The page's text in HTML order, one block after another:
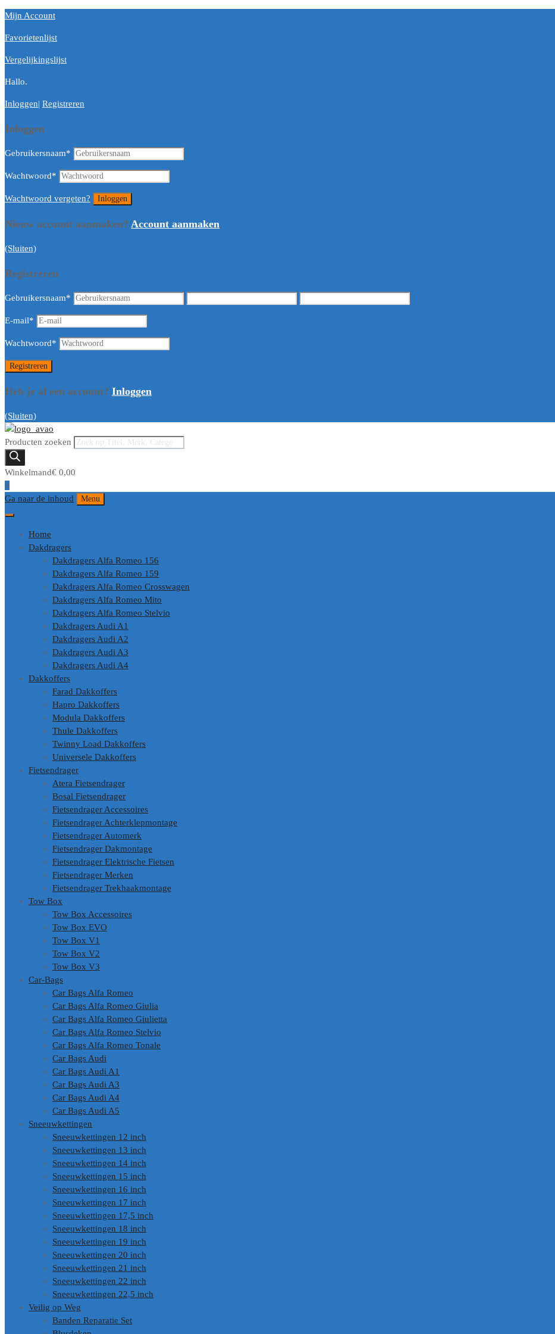
Mijn Account
Favorietenlijst
Vergelijkingslijst
Hallo.
Inloggen| Registreren
Inloggen
Gebruikersnaam*
Wachtwoord*
Wachtwoord vergeten?
Nieuw account aanmaken? Account aanmaken
(Sluiten)
Registreren
Gebruikersnaam*
E-mail*
Wachtwoord*
Heb je al een account? Inloggen
(Sluiten)
Producten zoeken
Winkelmand€ 0,00
0
Ga naar de inhoud
Menu
Home
Dakdragers
Dakdragers Alfa Romeo 156
Dakdragers Alfa Romeo 159
Dakdragers Alfa Romeo Crosswagen
Dakdragers Alfa Romeo Mito
Dakdragers Alfa Romeo Stelvio
Dakdragers Audi A1
Dakdragers Audi A2
Dakdragers Audi A3
Dakdragers Audi A4
Dakkoffers
Farad Dakkoffers
Hapro Dakkoffers
Modula Dakkoffers
Thule Dakkoffers
Twinny Load Dakkoffers
Universele Dakkoffers
Fietsendrager
Atera Fietsendrager
Bosal Fietsendrager
Fietsendrager Accessoires
Fietsendrager Achterklepmontage
Fietsendrager Automerk
Fietsendrager Dakmontage
Fietsendrager Elektrische Fietsen
Fietsendrager Merken
Fietsendrager Trekhaakmontage
Tow Box
Tow Box Accessoires
Tow Box EVO
Tow Box V1
Tow Box V2
Tow Box V3
Car-Bags
Car Bags Alfa Romeo
Car Bags Alfa Romeo Giulia
Car Bags Alfa Romeo Giulietta
Car Bags Alfa Romeo Stelvio
Car Bags Alfa Romeo Tonale
Car Bags Audi
Car Bags Audi A1
Car Bags Audi A3
Car Bags Audi A4
Car Bags Audi A5
Sneeuwkettingen
Sneeuwkettingen 12 inch
Sneeuwkettingen 13 inch
Sneeuwkettingen 14 inch
Sneeuwkettingen 15 inch
Sneeuwkettingen 16 inch
Sneeuwkettingen 17 inch
Sneeuwkettingen 17,5 inch
Sneeuwkettingen 18 inch
Sneeuwkettingen 19 inch
Sneeuwkettingen 20 inch
Sneeuwkettingen 21 inch
Sneeuwkettingen 22 inch
Sneeuwkettingen 22,5 inch
Veilig op Weg
Banden Reparatie Set